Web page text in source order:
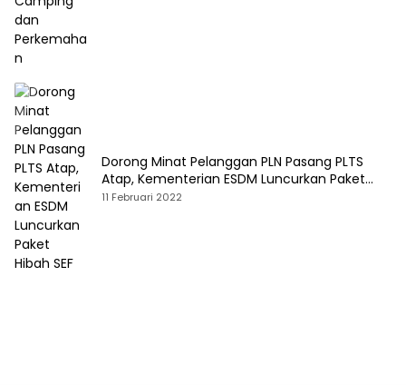
Dorong Minat Pelanggan PLN Pasang PLTS
Atap, Kementerian ESDM Luncurkan Paket
Hibah SEF
11 Februari 2022